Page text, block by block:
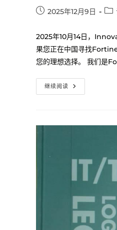
2025年12月9日
2025年10月14日，
果您正在中国寻找
您的理想选择。 我们是
继续阅读